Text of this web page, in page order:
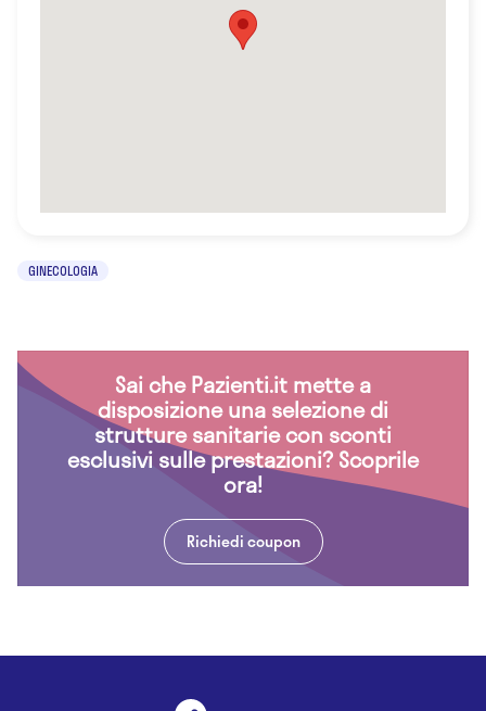
GINECOLOGIA
Sai che Pazienti.it mette a
disposizione una selezione di
strutture sanitarie con sconti
esclusivi sulle prestazioni? Scoprile
ora!
Richiedi coupon